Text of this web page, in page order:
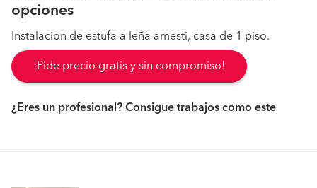
opciones
Instalacion de estufa a leña amesti, casa de 1 piso.
¡Pide precio gratis y sin compromiso!
¿Eres un profesional? Consigue trabajos como este